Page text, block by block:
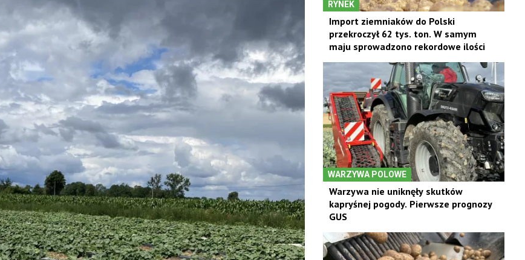
RYNEK
Import ziemniaków do Polski
przekroczył 62 tys. ton. W samym
maju sprowadzono rekordowe ilości
WARZYWA POLOWE
Warzywa nie uniknęły skutków
kapryśnej pogody. Pierwsze prognozy
GUS